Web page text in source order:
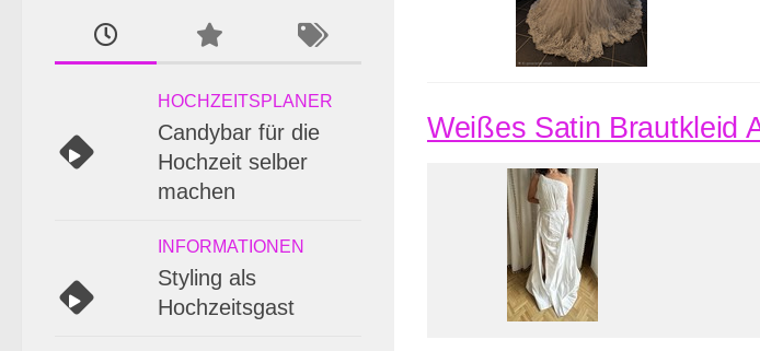
Weißes Satin Brautkleid
HOCHZEITSPLANER
Candybar für die
Hochzeit selber
machen
INFORMATIONEN
Styling als
Hochzeitsgast